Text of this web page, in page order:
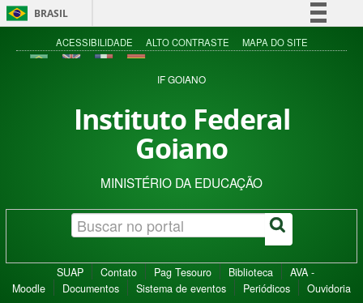
BRASIL
Simplifique!
Acesso à informação
ACESSIBILIDADE ALTO CONTRASTE MAPA DO SITE
IF GOIANO
Instituto Federal
Goiano
MINISTÉRIO DA EDUCAÇÃO
SUAP Contato Pag Tesouro Biblioteca
AVA -
Moodle
Documentos Sistema de eventos Periódicos Ouvidoria